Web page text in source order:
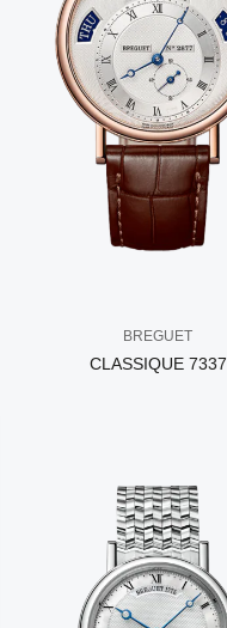
BREGUET
CLASSIQUE 7337